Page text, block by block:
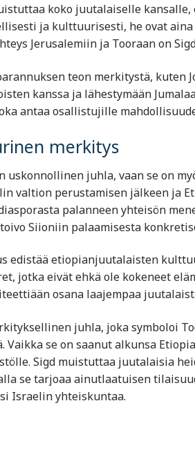
koko juutalaiselle
ja kulttuurisesti, he ovat
Jerusalemiin ja Tooraan on
teon merkitystä, kuten
kanssa ja lähestymään
antaa osallistujille
merkitys
uskonnollinen juhla, vaan se on
valtion perustamisen jälkeen ja
palanneen yhteisön
Siioniin palaamisesta
edistää etiopianjuutalaisten
jotka eivät ehkä ole kokeneet
osana laajempaa
juhla, joka symboloi
Vaikka se on saanut alkunsa
Sigd muistuttaa juutalaisia
se tarjoaa ainutlaatuisen
Israelin yhteiskuntaa.